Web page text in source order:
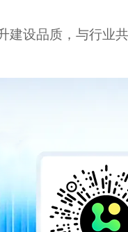
设品质，与行业共